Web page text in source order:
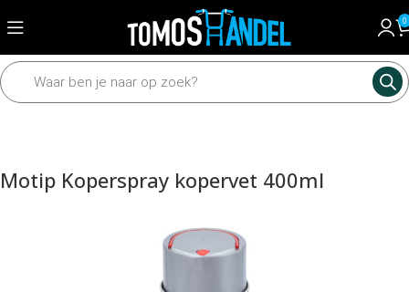
0
Home Universeel Onderhoudsmiddelen
Motip Koperspray kopervet 400ml